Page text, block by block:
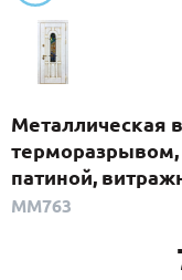
С реечным дизайном
ПО НАЗНАЧЕНИЮ
Популярные двери
Металлическая
патиной,
ММ763